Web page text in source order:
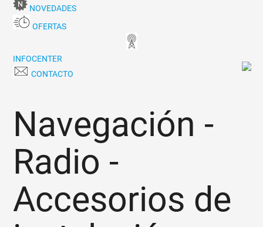
NOVEDADES
OFERTAS
INFOCENTER
CONTACTO
Navegación -
Radio -
Accesorios de